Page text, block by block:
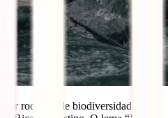
rodeado de biodiversidade,